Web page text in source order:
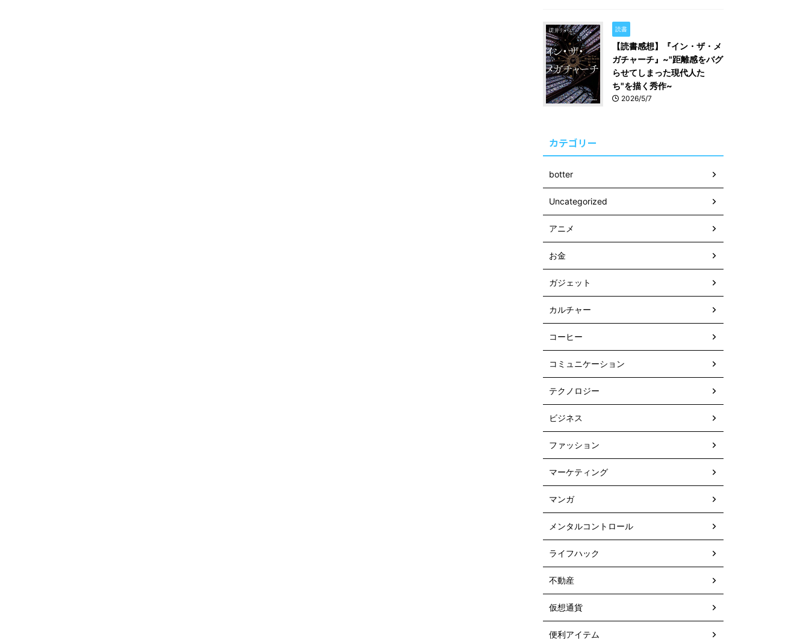
読書
【読書感想】『イン・ザ・メ
ガチャーチ』~"距離感をバグ
らせてしまった現代人た
ち"を描く秀作~
2026/5/7
カテゴリー
botter
Uncategorized
アニメ
お金
ガジェット
カルチャー
コーヒー
コミュニケーション
テクノロジー
ビジネス
ファッション
マーケティング
マンガ
メンタルコントロール
ライフハック
不動産
仮想通貨
便利アイテム